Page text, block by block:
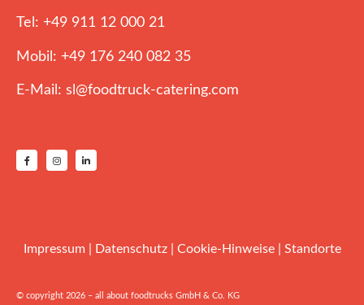
Tel: +49 911 12 000 21
Mobil: +49 176 240 082 35
E-Mail: sl@foodtruck-catering.com
Impressum| Datenschutz| Cookie-Hinweise| Standorte
© copyright 2026 – all about foodtrucks GmbH & Co. KG